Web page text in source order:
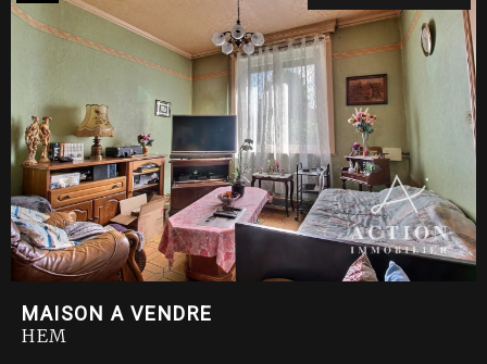
MAISON A VENDRE
HEM